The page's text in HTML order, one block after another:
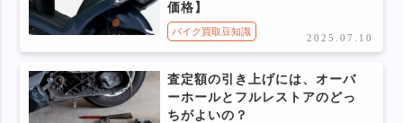
価格】
バイク買取豆知識
2025.07.10
査定額の引き上げには、オーバ
ーホールとフルレストアのどっ
ちがよいの？